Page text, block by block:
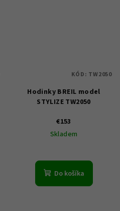
Hodinky BREIL model
STYLIZE TW2050
€153
Skladem
Do košíka
KÓD: TW2050